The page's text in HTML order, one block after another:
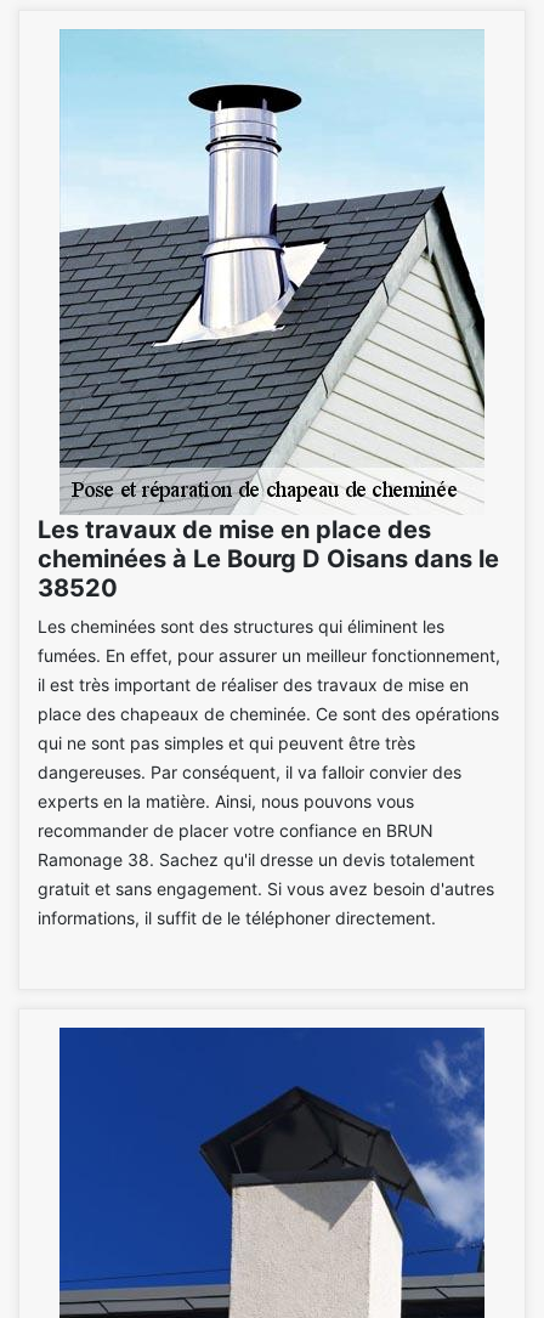
Les travaux de mise en place des
cheminées à Le Bourg D Oisans dans le
38520
Les cheminées sont des structures qui éliminent les
fumées. En effet, pour assurer un meilleur fonctionnement,
il est très important de réaliser des travaux de mise en
place des chapeaux de cheminée. Ce sont des opérations
qui ne sont pas simples et qui peuvent être très
dangereuses. Par conséquent, il va falloir convier des
experts en la matière. Ainsi, nous pouvons vous
recommander de placer votre confiance en BRUN
Ramonage 38. Sachez qu'il dresse un devis totalement
gratuit et sans engagement. Si vous avez besoin d'autres
informations, il suffit de le téléphoner directement.